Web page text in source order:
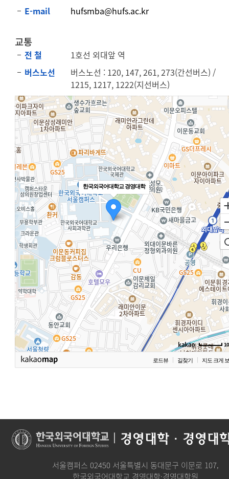
E-mail
hufsmba@hufs.ac.kr
교통
전 철
1호선 외대앞 역
버스노선
버스노선 : 120, 147, 261, 273(간선버스) /
1215, 1217, 1222(지선버스)
한국외국어대학교 경영대학
로드뷰 길찾기 지도 크게
경영대학·경영대
서울캠퍼스 02450 서울특별시 동대문구 이문로 107,
한국외국어대학교 경영대학·경영대학원